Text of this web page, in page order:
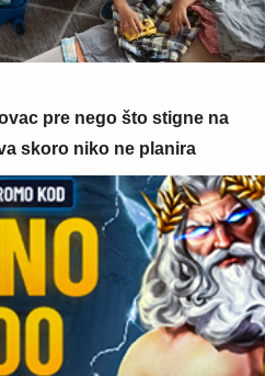
pre nego što stigne na
skoro niko ne planira